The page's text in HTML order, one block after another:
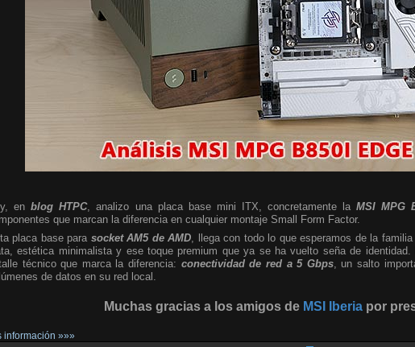
enblog HTPC, analizo una placa base mini ITX, concretamente laMSI MPG
que marcan la diferencia en cualquier montaje Small Form Factor.
placa base para socket AM5 de AMD , llega con todo lo que esperamos de la
estética minimalista y ese toque premium que ya se ha vuelto seña de
técnico que marca la diferencia: conectividad de red a 5 Gbps, un salto
de datos en su red local.
Muchas gracias a los amigos de MSI Iberiapor
información »»»